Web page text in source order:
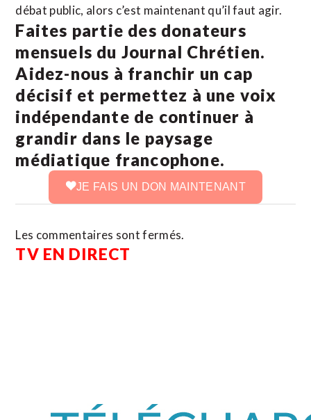
débat public, alors c’est maintenant qu’il faut agir.
Faites partie des donateurs
mensuels du Journal Chrétien.
Aidez-nous à franchir un cap
décisif et permettez à une voix
indépendante de continuer à
grandir dans le paysage
médiatique francophone.
JE FAIS UN DON MAINTENANT
Les commentaires sont fermés.
TV EN DIRECT